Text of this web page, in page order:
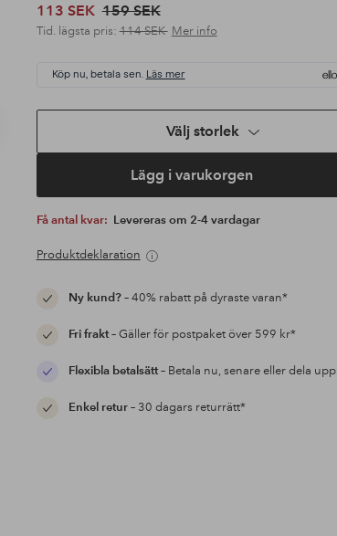
113 SEK 159 SEK
Tid. lägsta pris:114 SEK Mer info
Köp nu, betala sen. Läs mer
Välj storlek
Lägg i varukorgen
Få antal kvar: Levereras om 2-4 vardagar
Produktdeklaration
Ny kund?– 40% rabatt på dyraste varan*
Fri frakt– Gäller för postpaket över 599 kr*
Flexibla betalsätt– Betala nu, senare eller dela upp
Enkel retur– 30 dagars returrätt*